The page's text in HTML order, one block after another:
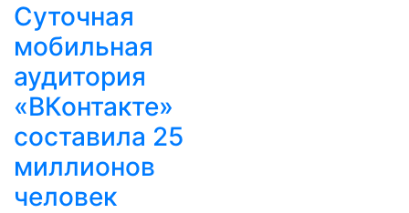
Суточная
мобильная
аудитория
«ВКонтакте»
составила 25
миллионов
человек